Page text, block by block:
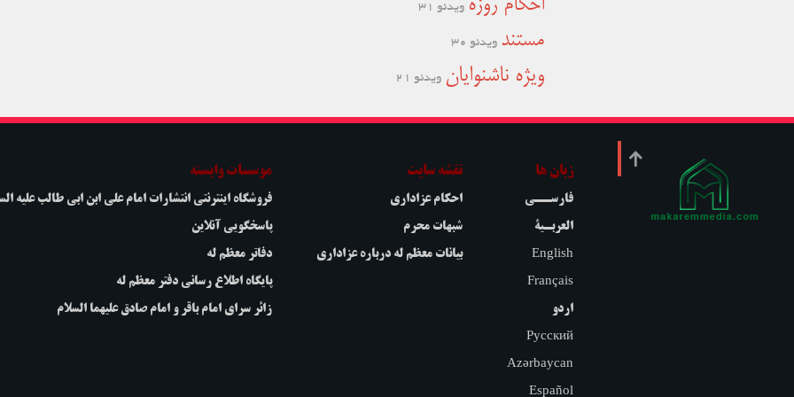
احکام روزه ویدئو 31
مستند ویدئو 30
ویژه ناشنوایان ویدئو 21
زبان ها
فارســی
العربـیة
English
Français
اردو
Русский
Azərbaycan
Español
نقشه سایت
احکام عزاداری
شبهات محرم
بیانات معظم له درباره عزاداری
موسسات وابسته
فروشگاه اینترنتی انتشارات امام علی ابن ابی طالب علیه
پاسخگویی آنلاین
دفاتر معظم له
پایگاه اطلاع رسانی دفتر معظم له
زائر سرای امام باقر و امام صادق علیهما السلام